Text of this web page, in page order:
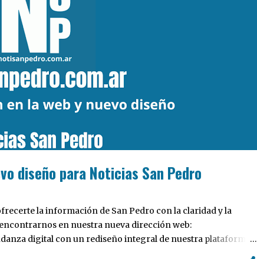
diseño para Noticias San Pedro
la información de San Pedro con la claridad y la
en nuestra nueva dirección web:
digital con un rediseño integral de nuestra plataforma.